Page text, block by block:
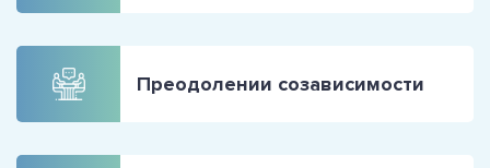
Преодолении созависимости